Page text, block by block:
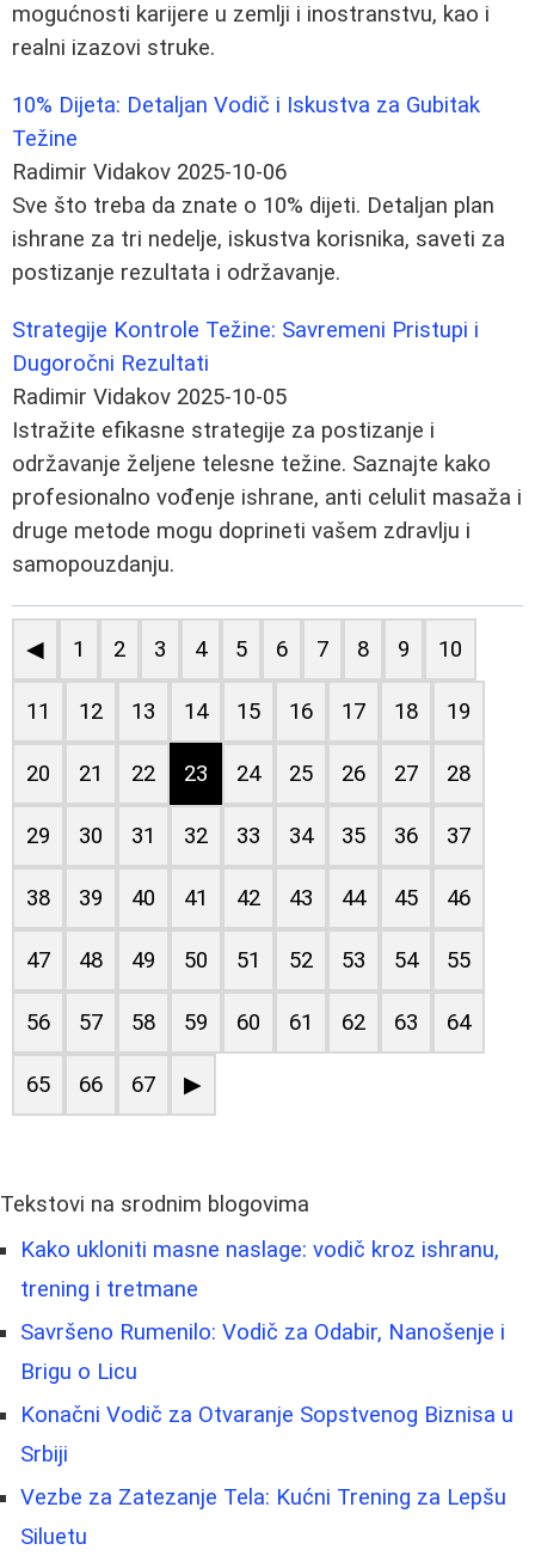
mogućnosti karijere u zemlji i inostranstvu, kao i
realni izazovi struke.
10% Dijeta: Detaljan Vodič i Iskustva za Gubitak
Težine
Radimir Vidakov 2025-10-06
Sve što treba da znate o 10% dijeti. Detaljan plan
ishrane za tri nedelje, iskustva korisnika, saveti za
postizanje rezultata i održavanje.
Strategije Kontrole Težine: Savremeni Pristupi i
Dugoročni Rezultati
Radimir Vidakov 2025-10-05
Istražite efikasne strategije za postizanje i
održavanje željene telesne težine. Saznajte kako
profesionalno vođenje ishrane, anti celulit masaža i
druge metode mogu doprineti vašem zdravlju i
samopouzdanju.
◀ 1 2 3 4 5 6 7 8 9 10
11 12 13 14 15 16 17 18 19
20 21 22 23 24 25 26 27 28
29 30 31 32 33 34 35 36 37
38 39 40 41 42 43 44 45 46
47 48 49 50 51 52 53 54 55
56 57 58 59 60 61 62 63 64
65 66 67 ▶
Tekstovi na srodnim blogovima
Kako ukloniti masne naslage: vodič kroz ishranu,
trening i tretmane
Savršeno Rumenilo: Vodič za Odabir, Nanošenje i
Brigu o Licu
Konačni Vodič za Otvaranje Sopstvenog Biznisa u
Srbiji
Vezbe za Zatezanje Tela: Kućni Trening za Lepšu
Siluetu